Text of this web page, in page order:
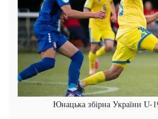
Юнацька збірна України U-